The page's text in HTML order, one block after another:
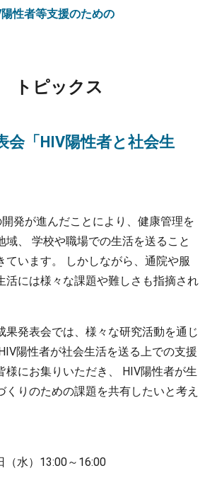
陽性者等支援のための
トピックス
会「HIV陽性者と社会生
発が進んだことにより、健康管理を
域、 学校や職場での生活を送ること
ています。 しかしながら、通院や服
活には様々な課題や難しさも指摘され
果発表会では、様々な研究活動を通じ
陽性者が社会生活を送る上での支援
様にお集りいただき、 HIV陽性者が生
くりのための課題を共有したいと考え
水）13:00～16:00